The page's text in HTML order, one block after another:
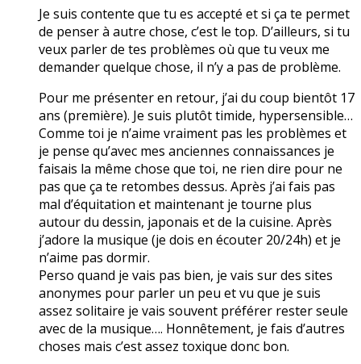
Je suis contente que tu es accepté et si ça te permet
de penser à autre chose, c’est le top. D’ailleurs, si tu
veux parler de tes problèmes où que tu veux me
demander quelque chose, il n’y a pas de problème.
Pour me présenter en retour, j’ai du coup bientôt 17
ans (première). Je suis plutôt timide, hypersensible…
Comme toi je n’aime vraiment pas les problèmes et
je pense qu’avec mes anciennes connaissances je
faisais la même chose que toi, ne rien dire pour ne
pas que ça te retombes dessus. Après j’ai fais pas
mal d’équitation et maintenant je tourne plus
autour du dessin, japonais et de la cuisine. Après
j’adore la musique (je dois en écouter 20/24h) et je
n’aime pas dormir.
Perso quand je vais pas bien, je vais sur des sites
anonymes pour parler un peu et vu que je suis
assez solitaire je vais souvent préférer rester seule
avec de la musique…. Honnêtement, je fais d’autres
choses mais c’est assez toxique donc bon.